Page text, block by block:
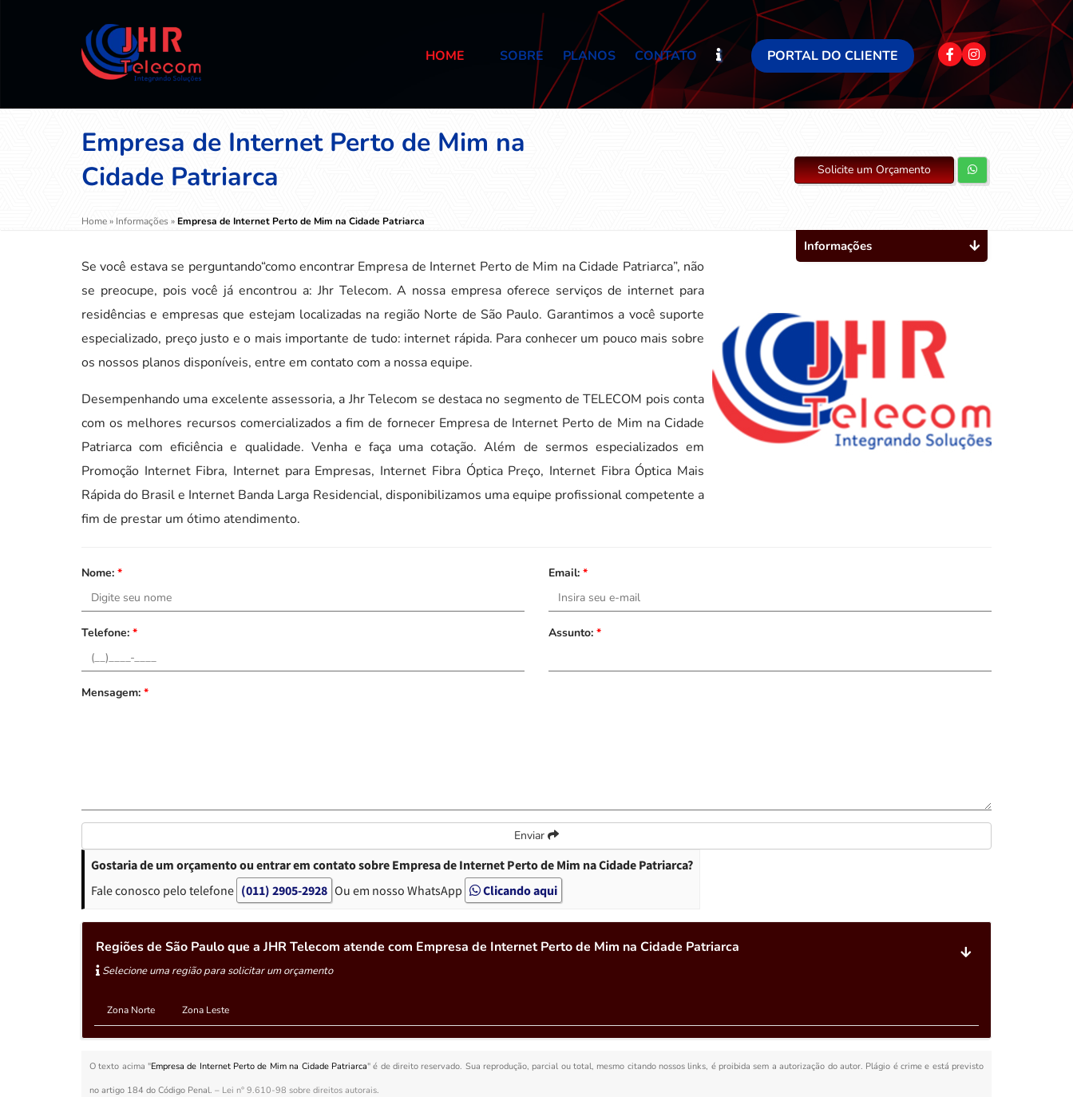
HOME SOBRE PLANOS CONTATO PORTAL DO CLIENTE
Empresa de Internet Perto de Mim na
Cidade Patriarca
Home» Informações »Empresa de Internet Perto de Mim na Cidade Patriarca
Solicite um Orçamento
Se você estava se perguntando“como encontrar Empresa de Internet Perto de Mim na Cidade Patriarca”, não
se preocupe, pois você já encontrou a: Jhr Telecom. A nossa empresa oferece serviços de internet para
residências e empresas que estejam localizadas na região Norte de São Paulo. Garantimos a você suporte
especializado, preço justo e o mais importante de tudo: internet rápida. Para conhecer um pouco mais sobre
os nossos planos disponíveis, entre em contato com a nossa equipe.
Desempenhando uma excelente assessoria, a Jhr Telecom se destaca no segmento de TELECOM pois conta
com os melhores recursos comercializados a fim de fornecer Empresa de Internet Perto de Mim na Cidade
Patriarca com eficiência e qualidade. Venha e faça uma cotação. Além de sermos especializados em
Promoção Internet Fibra, Internet para Empresas, Internet Fibra Óptica Preço, Internet Fibra Óptica Mais
Rápida do Brasil e Internet Banda Larga Residencial, disponibilizamos uma equipe profissional competente a
fim de prestar um ótimo atendimento.
Nome: * Email: *
Telefone: * Assunto: *
Mensagem: *
Enviar
Gostaria de um orçamento ou entrar em contato sobre Empresa de Internet Perto de Mim na Cidade Patriarca?
Fale conosco pelo telefone (011) 2905-2928 Ou em nosso WhatsApp Clicando aqui
Regiões de São Paulo que a JHR Telecom atende com Empresa de Internet Perto de Mim na Cidade Patriarca
Selecione uma região para solicitar um orçamento
Zona Norte Zona Leste
O texto acima "Empresa de Internet Perto de Mim na Cidade Patriarca" é de direito reservado. Sua reprodução, parcial ou total, mesmo citando nossos links, é proibida sem a autorização do autor. Plágio é crime e está previsto
no artigo 184 do Código Penal. – Lei n° 9.610-98 sobre direitos autorais.
Informações